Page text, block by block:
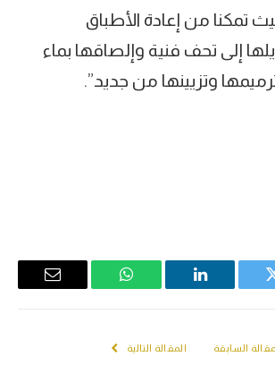
تمكنا من إعادة الأطباق
إلى تحف فنية وإلصاقها بماء
وتزيينها من جديد”.
Twitter
LinkedIn
WhatsApp
Email
السابقة المقالة التالية